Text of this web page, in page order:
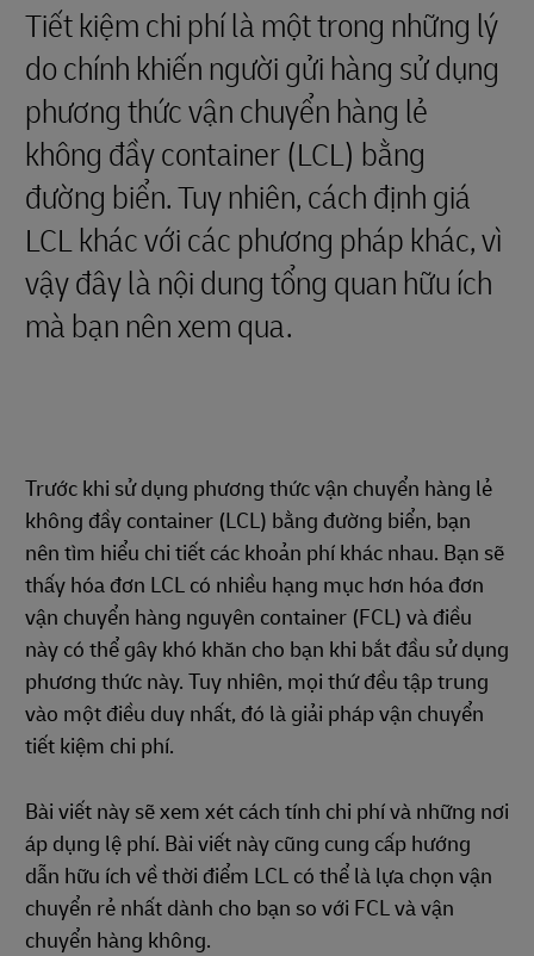
Tiết kiệm chi phí là một trong những lý
do chính khiến người gửi hàng sử dụng
phương thức vận chuyển hàng lẻ
không đầy container (LCL) bằng
đường biển. Tuy nhiên, cách định giá
LCL khác với các phương pháp khác, vì
vậy đây là nội dung tổng quan hữu ích
mà bạn nên xem qua.
Trước khi sử dụng phương thức vận chuyển hàng lẻ
không đầy container (LCL) bằng đường biển, bạn
nên tìm hiểu chi tiết các khoản phí khác nhau. Bạn sẽ
thấy hóa đơn LCL có nhiều hạng mục hơn hóa đơn
vận chuyển hàng nguyên container (FCL) và điều
này có thể gây khó khăn cho bạn khi bắt đầu sử dụng
phương thức này. Tuy nhiên, mọi thứ đều tập trung
vào một điều duy nhất, đó là giải pháp vận chuyển
tiết kiệm chi phí.
Bài viết này sẽ xem xét cách tính chi phí và những nơi
áp dụng lệ phí. Bài viết này cũng cung cấp hướng
dẫn hữu ích về thời điểm LCL có thể là lựa chọn vận
chuyển rẻ nhất dành cho bạn so với FCL và vận
chuyển hàng không.